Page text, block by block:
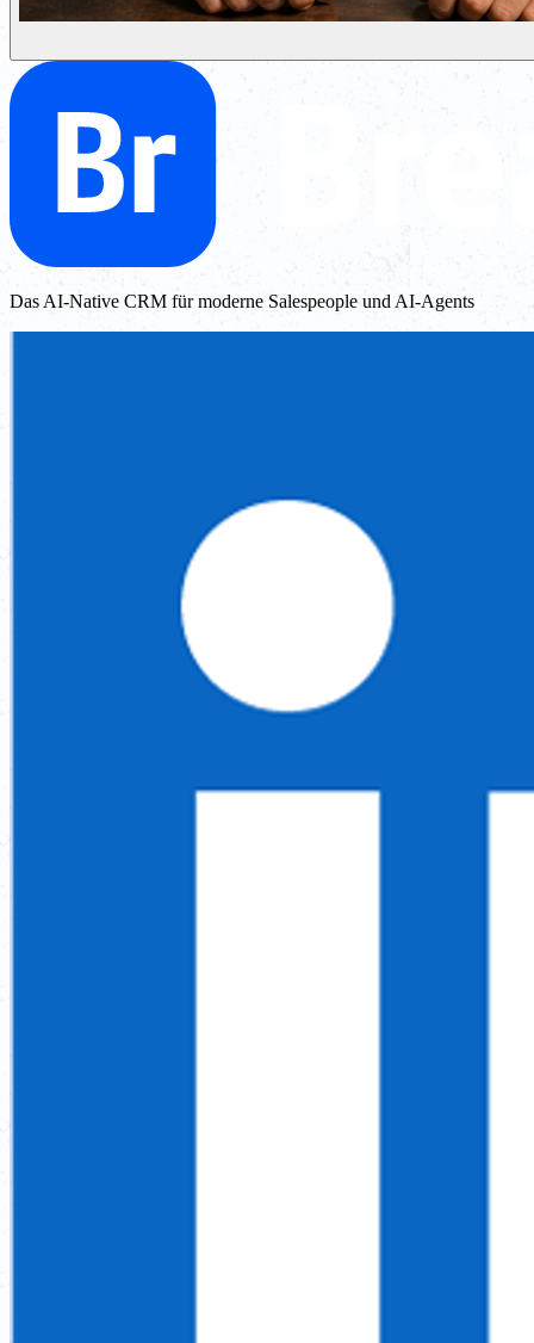
Das AI-Native CRM für moderne Salespeople und AI-Agents